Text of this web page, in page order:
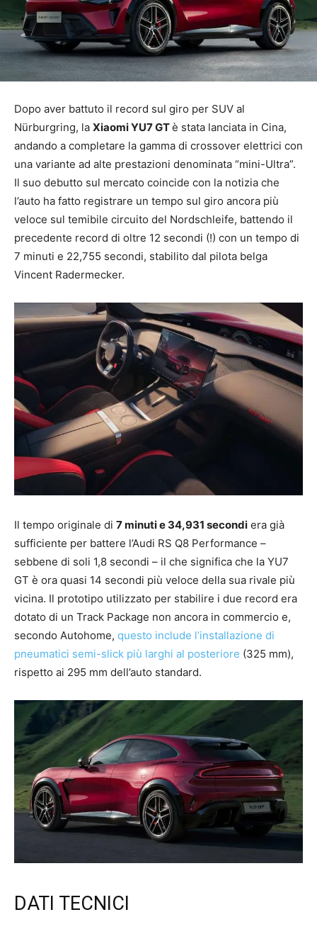
Dopo aver battuto il record sul giro per SUV al
Nürburgring, la Xiaomi YU7 GTè stata lanciata in Cina,
andando a completare la gamma di crossover elettrici con
una variante ad alte prestazioni denominata “mini-Ultra”.
Il suo debutto sul mercato coincide con la notizia che
l’auto ha fatto registrare un tempo sul giro ancora più
veloce sul temibile circuito del Nordschleife, battendo il
precedente record di oltre 12 secondi (!) con un tempo di
7 minuti e 22,755 secondi, stabilito dal pilota belga
Vincent Radermecker.
Il tempo originale di 7 minuti e 34,931 secondi era già
sufficiente per battere l’Audi RS Q8 Performance –
sebbene di soli 1,8 secondi – il che significa che la YU7
GT è ora quasi 14 secondi più veloce della sua rivale più
vicina. Il prototipo utilizzato per stabilire i due record era
dotato di un Track Package non ancora in commercio e,
secondo Autohome, questo include l’installazione di
pneumatici semi-slick più larghi al posteriore (325 mm),
rispetto ai 295 mm dell’auto standard.
DATI TECNICI